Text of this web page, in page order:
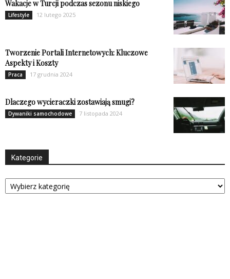
Wakacje w Turcji podczas sezonu niskiego
Lifestyle 12 lutego 2025
Tworzenie Portali Internetowych: Kluczowe
Aspekty i Koszty
Praca 17 grudnia 2024
Dlaczego wycieraczki zostawiają smugi?
Dywaniki samochodowe 7 listopada 2024
Kategorie
Kategorie